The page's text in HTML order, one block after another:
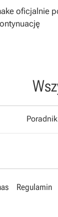
oficjalnie
Regulamin